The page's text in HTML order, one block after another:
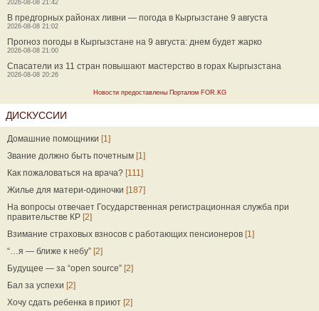
2026-08-08 21:42
В предгорных районах ливни — погода в Кыргызстане 9 августа
2026-08-08 21:02
Прогноз погоды в Кыргызстане на 9 августа: днем будет жарко
2026-08-08 21:00
Спасатели из 11 стран повышают мастерство в горах Кыргызстана
2026-08-08 20:26
Новости предоставлены Порталом FOR.KG
ДИСКУССИИ
Домашние помощники [1]
Звание должно быть почетным [1]
Как пожаловаться на врача? [111]
Жилье для матери-одиночки [187]
На вопросы отвечает Государственная регистрационная служба при
правительстве КР [2]
Взимание страховых взносов с работающих пенсионеров [1]
“…я — ближе к небу” [2]
Будущее — за “open source” [2]
Бал за успехи [2]
Хочу сдать ребенка в приют [2]